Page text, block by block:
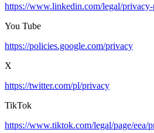
https://www.linkedin.com/legal/
You Tube
https://policies.google.com/privacy
X
https://twitter.com/pl/privacy
TikTok
https://www.tiktok.com/legal/page/eea/